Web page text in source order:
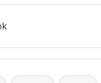
t
e
T
u